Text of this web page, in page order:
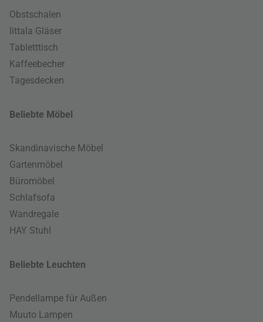
Obstschalen
Iittala Gläser
Tabletttisch
Kaffeebecher
Tagesdecken
Beliebte Möbel
Skandinavische Möbel
Gartenmöbel
Büromöbel
Schlafsofa
Wandregale
HAY Stuhl
Beliebte Leuchten
Pendellampe für Außen
Muuto Lampen